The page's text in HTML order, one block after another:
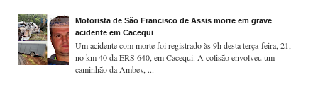
Motorista de São Francisco de Assis morre em grave
acidente em Cacequi
Um acidente com morte foi registrado às 9h desta terça-feira, 21,
no km 40 da ERS 640, em Cacequi. A colisão envolveu um
caminhão da Ambev, ...